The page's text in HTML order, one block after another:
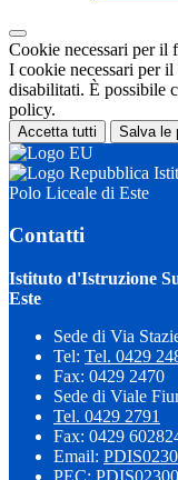
Cookie necessari per il
I cookie necessari per
disabilitati. È possibile
policy.
Accetta tutti Salva le
Polo Liceale di Este
Contatti
Istituto d'Istruzione
Este
Sede di Via
Tel: Tel. 0429
Fax: 0429 2470
Sede di Viale
Tel. 0429 2791
Fax: 0429
Email:
PEC: